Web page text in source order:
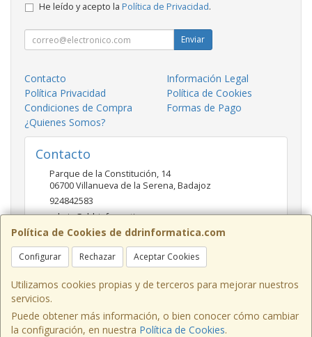
Política de Cookies de ddrinformatica.com
Configurar Rechazar Aceptar Cookies
Utilizamos cookies propias y de terceros para mejorar nuestros
servicios.
Puede obtener más información, o bien conocer cómo cambiar
la configuración, en nuestra Política de Cookies.
He leído y acepto la Política de Privacidad.
Enviar
Contacto
Información Legal
Política Privacidad
Política de Cookies
Condiciones de Compra
Formas de Pago
¿Quienes Somos?
Contacto
Parque de la Constitución, 14
06700Villanueva de la Serena,Badajoz
924842583
admin@ddrinformatica.com
Horario
Mañanas 9.30 - 14 Tardes 17 - 20
, , , , España. - C.I.F.: 53260680V - Tfno: